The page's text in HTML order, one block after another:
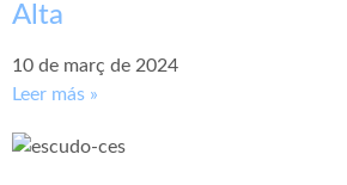
Alta
10 de març de 2024
Leer más »